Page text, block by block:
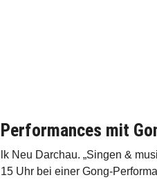
Performances mit
lk Neu Darchau. „Singen &
15 Uhr bei einer Gong-